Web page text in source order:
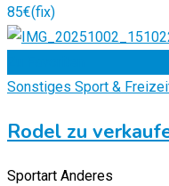
85€(fix)
Sonstiges Sport &
Rodel zu
Sportart Anderes